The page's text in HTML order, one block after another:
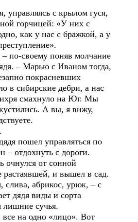
управляясь с крылом гуся,
горчицей: «У них с
как у нас с бражкой, а у
по-своему поняв молчание
– Марью с Иваном тогда,
покрасневших
в сибирские дебри, а нас
смахнуло на Юг. Мы
А вы, я вижу,
пошел управляться по
– отдохнуть с дороги.
очнулся от сонной
растаявшей, и вышел в сад.
слива, абрикос, урюк, – с
дядя виды и сорта
лишние сучья.
на одно «лицо». Вот